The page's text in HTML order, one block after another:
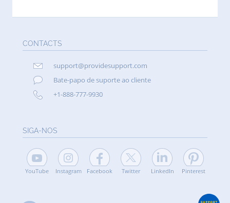
CONTACTS
support@providesupport.com
Bate-papo de suporte ao cliente
+1-888-777-9930
SIGA-NOS
YouTube Instagram Facebook Twitter LinkedIn Pinterest